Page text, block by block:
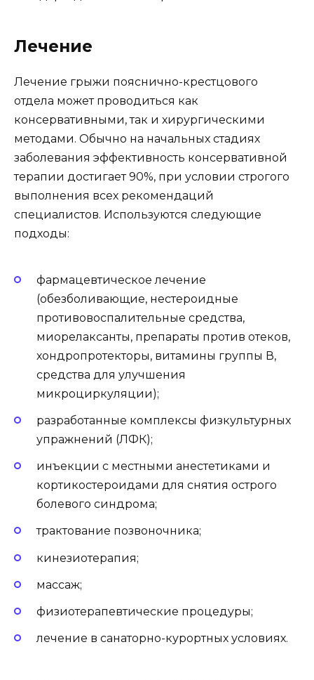
Лечение
Лечение грыжи пояснично-крестцового
отдела может проводиться как
консервативными, так и хирургическими
методами. Обычно на начальных стадиях
заболевания эффективность консервативной
терапии достигает 90%, при условии строгого
выполнения всех рекомендаций
специалистов. Используются следующие
подходы:
фармацевтическое лечение
(обезболивающие, нестероидные
противовоспалительные средства,
миорелаксанты, препараты против отеков,
хондропротекторы, витамины группы В,
средства для улучшения
микроциркуляции);
разработанные комплексы физкультурных
упражнений (ЛФК);
инъекции с местными анестетиками и
кортикостероидами для снятия острого
болевого синдрома;
трактование позвоночника;
кинезиотерапия;
массаж;
физиотерапевтические процедуры;
лечение в санаторно-курортных условиях.